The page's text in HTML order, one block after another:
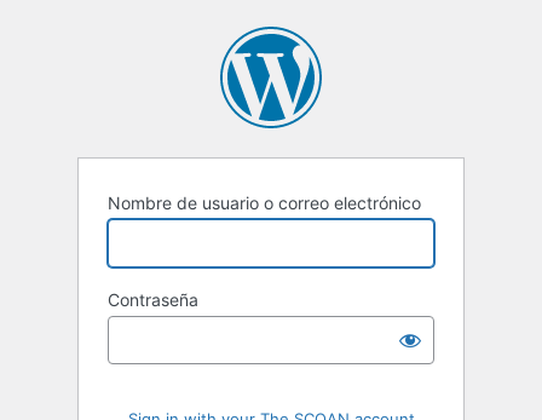
Nombre de usuario o correo electrónico
Contraseña